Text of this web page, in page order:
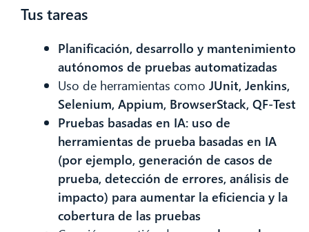
Tus tareas
Planificación, desarrollo y mantenimiento
autónomos de pruebas automatizadas
Uso de herramientas como JUnit, Jenkins,
Selenium, Appium, BrowserStack, QF-Test
Pruebas basadas en IA: uso de
herramientas de prueba basadas en IA
(por ejemplo, generación de casos de
prueba, detección de errores, análisis de
impacto) para aumentar la eficiencia y la
cobertura de las pruebas
¡Hola! ¿Qué puedo hacer por ti?